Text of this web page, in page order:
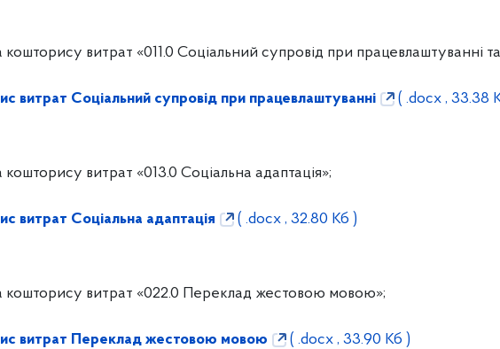
витрат «011.0 Соціальний супровід при працевлаштуванні
витрат Соціальний супровід при працевлаштуванні ( .docx , 33.38
витрат «013.0 Соціальна адаптація»;
витрат Соціальна адаптація ( .docx , 32.80 Кб )
витрат «022.0 Переклад жестовою мовою»;
витрат Переклад жестовою мовою ( .docx , 33.90 Кб )